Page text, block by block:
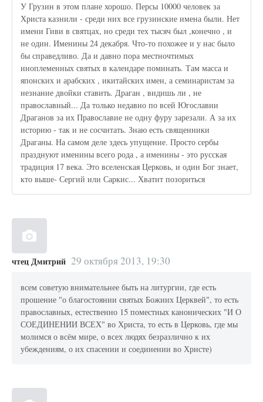
У Грузин в этом плане хорошо. Персы 10000 человек за
Христа казнили - среди них все грузинские имена были. Нет
имени Гиви в святцах, но среди тех тысяч был ,конечно , и
не один. Именины 24 декабря. Что-то похожее и у нас было
бы справедливо. Да и давно пора местночтимых
иноплеменных святых в календаре поминать. Там масса и
японских и арабских , икитайских имен, а семинаристам за
незнание двойки ставить. Драган , видишь ли , не
православный... Да только недавно по всей Югославии
Драганов за их Православие не одну фуру зарезали. А за их
историю - так и не сосчитать. Знаю есть священники
Драганы. На самом деле здесь упущение. Просто сербы
празднуют именины всего рода , а именины - это русская
традиция 17 века. Это вселенская Церковь, и один Бог знает,
кто выше- Сергий или Саркис... Хватит позориться
чтец Дмитрий 29 октября 2013, 19:30
всем советую внимательнее быть на литургии, где есть
прошение "о благостоянии святых Божиих Церквей", то есть
православных, естественно 15 поместных канонических "И О
СОЕДИНЕНИИ ВСЕХ" во Христа, то есть в Церковь, где мы
молимся о всём мире, о всех людях безразлично к их
убеждениям, о их спасении и соединении во Христе)